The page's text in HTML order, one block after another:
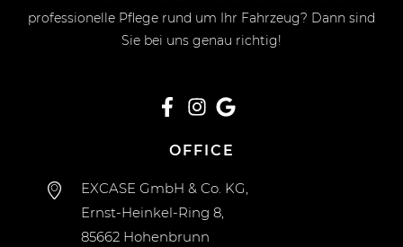
professionelle Pflege rund um Ihr Fahrzeug? Dann sind
Sie bei uns genau richtig!
OFFICE
EXCASE GmbH & Co. KG,
Ernst-Heinkel-Ring 8,
85662 Hohenbrunn